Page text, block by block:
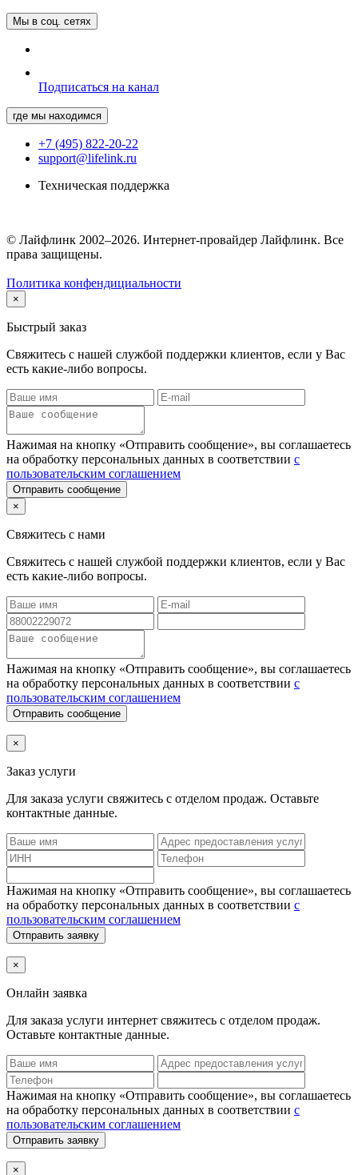
Мы в соц. сетях
Подписаться на канал
где мы находимся
+7 (495) 822-20-22
support@lifelink.ru
Техническая поддержка
© Лайфлинк 2002–2026. Интернет-провайдер Лайфлинк. Все
права защищены.
Политика конфендициальности
×
Быстрый заказ
Свяжитесь с нашей службой поддержки клиентов, если у Вас
есть какие-либо вопросы.
Нажимая на кнопку «Отправить сообщение», вы соглашаетесь
на обработку персональных данных в соответствии с
пользовательским соглашением
Отправить сообщение
×
Свяжитесь с нами
Свяжитесь с нашей службой поддержки клиентов, если у Вас
есть какие-либо вопросы.
Нажимая на кнопку «Отправить сообщение», вы соглашаетесь
на обработку персональных данных в соответствии с
пользовательским соглашением
Отправить сообщение
×
Заказ услуги
Для заказа услуги свяжитесь с отделом продаж. Оставьте
контактные данные.
Нажимая на кнопку «Отправить сообщение», вы соглашаетесь
на обработку персональных данных в соответствии с
пользовательским соглашением
Отправить заявку
×
Онлайн заявка
Для заказа услуги интернет свяжитесь с отделом продаж.
Оставьте контактные данные.
Нажимая на кнопку «Отправить сообщение», вы соглашаетесь
на обработку персональных данных в соответствии с
пользовательским соглашением
Отправить заявку
×